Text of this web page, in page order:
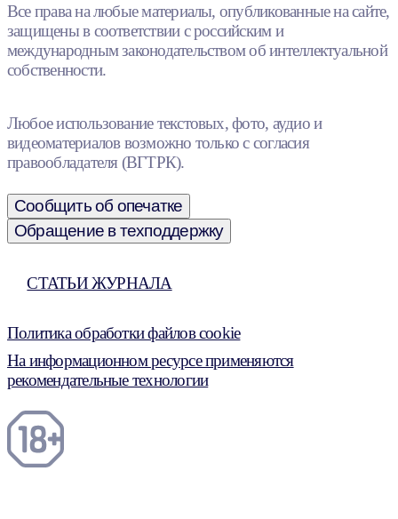
Все права на любые материалы, опубликованные на сайте,
защищены в соответствии с российским и
международным законодательством об интеллектуальной
собственности.
Любое использование текстовых, фото, аудио и
видеоматериалов возможно только с согласия
правообладателя (ВГТРК).
Сообщить об опечатке
Обращение в техподдержку
СТАТЬИ ЖУРНАЛА
Политика обработки файлов cookie
На информационном ресурсе применяются
рекомендательные технологии